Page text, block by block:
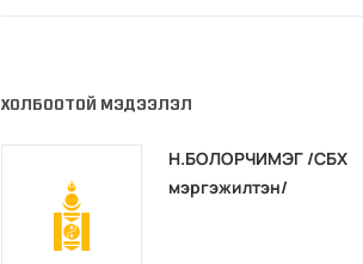
ХОЛБООТОЙ МЭДЭЭЛЭЛ
Н.БОЛОРЧИМЭГ /СБХ
мэргэжилтэн/